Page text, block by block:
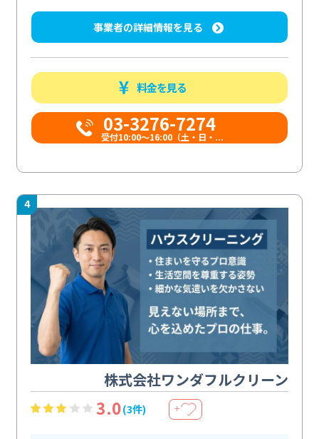
事業者の詳細情報を見る
料金を見る
03-3276-7274
受付10:00〜16:00（土・日・...
4
株式会社ワンダフルクリーン
3.0(3件) ＋